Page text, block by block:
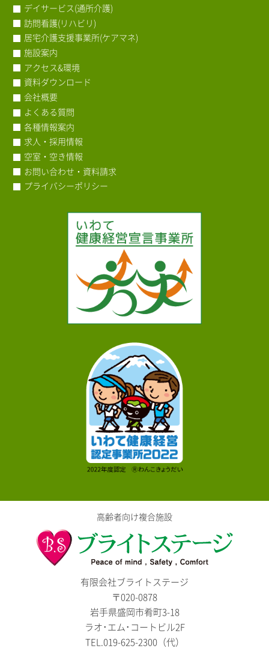
デイサービス(通所介護)
訪問看護(リハビリ)
居宅介護支援事業所(ケアマネ)
施設案内
アクセス&環境
資料ダウンロード
会社概要
よくある質問
各種情報案内
求人・採用情報
空室・空き情報
お問い合わせ・資料請求
プライバシーポリシー
高齢者向け複合施設
有限会社ブライトステージ
〒020-0878
岩手県盛岡市肴町3-18
ラオ･エム･コートビル2F
TEL.019-625-2300（代）